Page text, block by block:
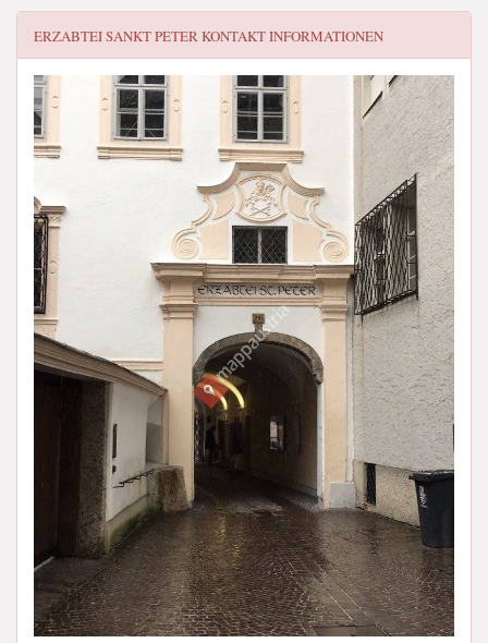
ERZABTEI SANKT PETERKONTAKT INFORMATIONEN